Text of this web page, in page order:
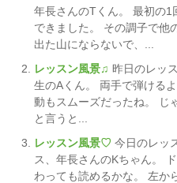
年長さんのTくん。 最初の
できました。 その調子で他
出た山にならないで、...
レッスン風景♫ 昨日のレッ
生のAくん。 両手で弾ける
動もスムーズだったね。 じ
と言うと...
レッスン風景♡今日のレッ
ス、年長さんのKちゃん。
わっても読めるかな。 左か